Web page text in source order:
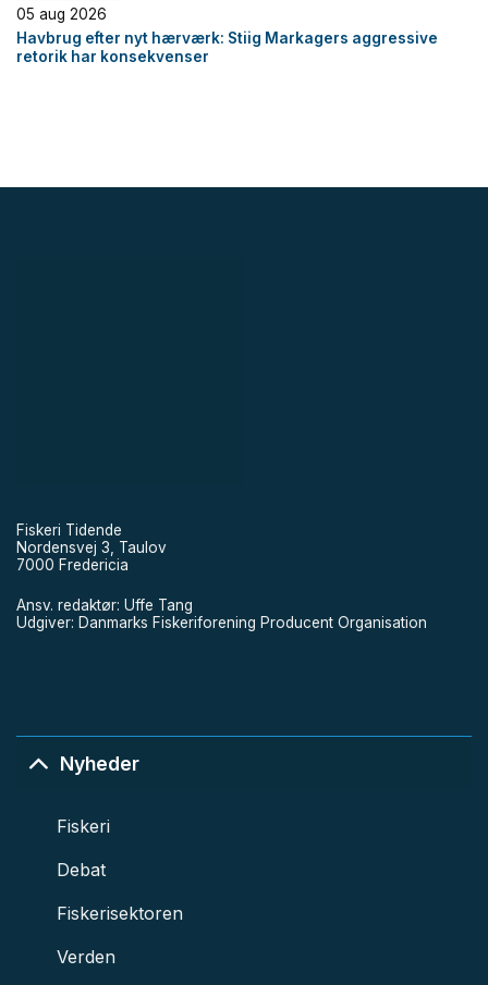
05 aug 2026
Havbrug efter nyt hærværk: Stiig Markagers aggressive
retorik har konsekvenser
Fiskeri Tidende
Nordensvej 3, Taulov
7000 Fredericia
Ansv. redaktør: Uffe Tang
Udgiver: Danmarks Fiskeriforening Producent Organisation
Nyheder
Fiskeri
Debat
Fiskerisektoren
Verden